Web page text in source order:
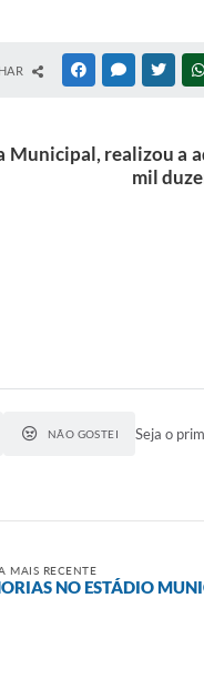
FACEBOOKMESSENGER
realizou a
mil
NÃO GOSTEI Seja o
MAIS RECENTE
NO ESTÁDIO